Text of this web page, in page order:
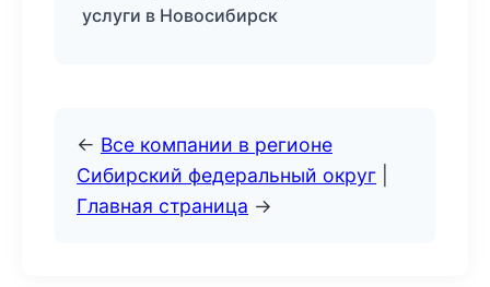
услуги в Новосибирск
← Все компании в регионе
Сибирский федеральный округ
Главная страница →